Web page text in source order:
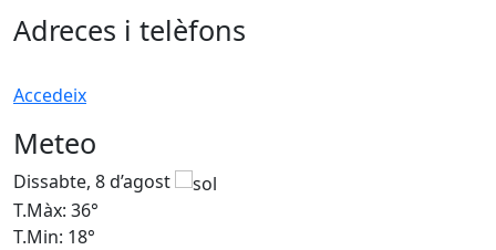
Adreces i telèfons
Accedeix
Meteo
Dissabte, 8 d’agost
T.Màx: 36°
T.Min: 18°